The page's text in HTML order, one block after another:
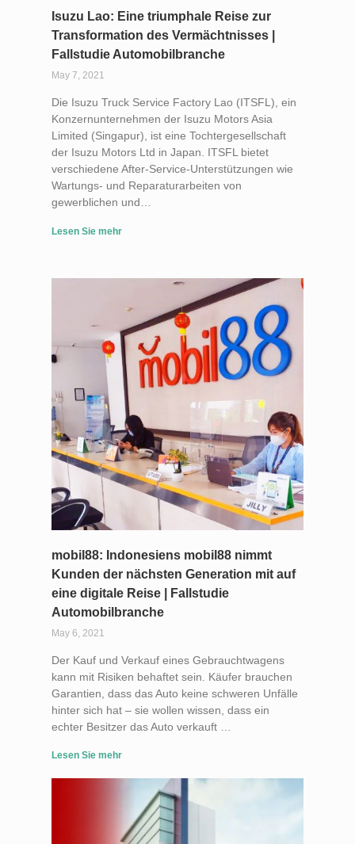
Isuzu Lao: Eine triumphale Reise zur
Transformation des Vermächtnisses |
Fallstudie Automobilbranche
May 7, 2021
Die Isuzu Truck Service Factory Lao (ITSFL), ein
Konzernunternehmen der Isuzu Motors Asia
Limited (Singapur), ist eine Tochtergesellschaft
der Isuzu Motors Ltd in Japan. ITSFL bietet
verschiedene After-Service-Unterstützungen wie
Wartungs- und Reparaturarbeiten von
gewerblichen und…
Lesen Sie mehr
mobil88: Indonesiens mobil88 nimmt
Kunden der nächsten Generation mit auf
eine digitale Reise | Fallstudie
Automobilbranche
May 6, 2021
Der Kauf und Verkauf eines Gebrauchtwagens
kann mit Risiken behaftet sein. Käufer brauchen
Garantien, dass das Auto keine schweren Unfälle
hinter sich hat – sie wollen wissen, dass ein
echter Besitzer das Auto verkauft …
Lesen Sie mehr